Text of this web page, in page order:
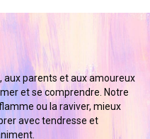
aux parents et aux amoureux
et se comprendre. Notre
ou la raviver, mieux
avec tendresse et